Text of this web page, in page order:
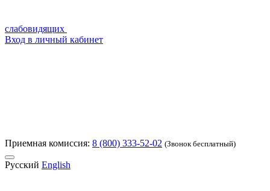
слабовидящих
Вход в личный кабинет
Приемная комиссия: 8 (800) 333-52-02 (Звонок бесплатный)
Русский English